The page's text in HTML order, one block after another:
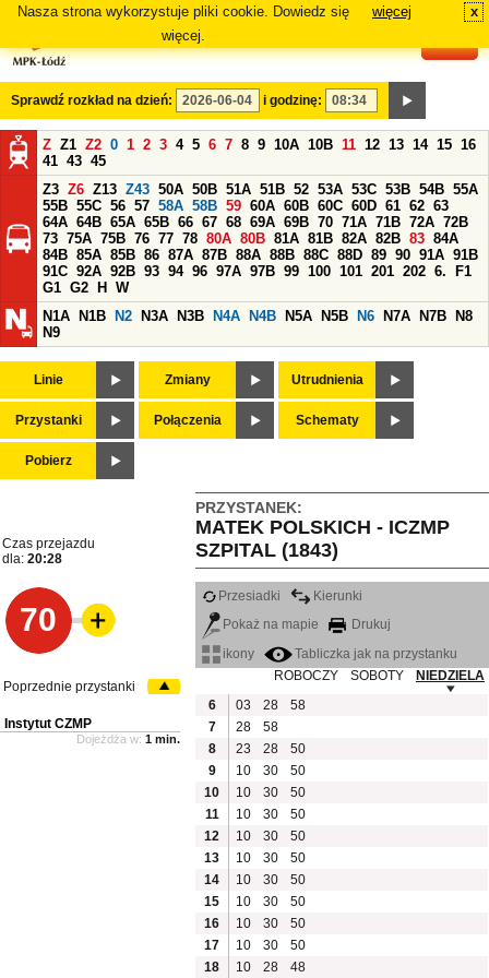
Nasza strona wykorzystuje pliki cookie. Dowiedz się
więcej.
więcej x
Sprawdź rozkład na dzień: i godzinę:
Z Z1 Z2 0 1 2 3 4 5 6 7 8 9 10A 10B 11 12 13 14 15 16
41 43 45
Z3 Z6 Z13 Z43 50A 50B 51A 51B 52 53A 53C 53B 54B 55A
55B 55C 56 57 58A 58B 59 60A 60B 60C 60D 61 62 63
64A 64B 65A 65B 66 67 68 69A 69B 70 71A 71B 72A 72B
73 75A 75B 76 77 78 80A 80B 81A 81B 82A 82B 83 84A
84B 85A 85B 86 87A 87B 88A 88B 88C 88D 89 90 91A 91B
91C 92A 92B 93 94 96 97A 97B 99 100 101 201 202 6.
F1
G1 G2 H
W
N1A
N1B N2 N3A N3B N4A N4B N5A N5B N6 N7A N7B
N8
N9
Linie Zmiany Utrudnienia
Przystanki Połączenia Schematy
Pobierz
PRZYSTANEK:
MATEK POLSKICH - ICZMP
SZPITAL (1843)
Czas przejazdu
dla: 20:28
70
Przesiadki
Kierunki
Pokaż na mapie
Drukuj
ikony
Tabliczka jak na przystanku
ROBOCZY
SOBOTY
NIEDZIELA
6
03 28
58
7
28
58
8
23 28
50
9
10 30
50
10
10 30
50
11
10 30
50
12
10 30
50
13
10 30
50
14
10 30
50
15
10 30
50
16
10 30
50
17
10 30
50
18
10 28 48
Poprzednie przystanki
Instytut CZMP
Dojeżdża w: 1 min.